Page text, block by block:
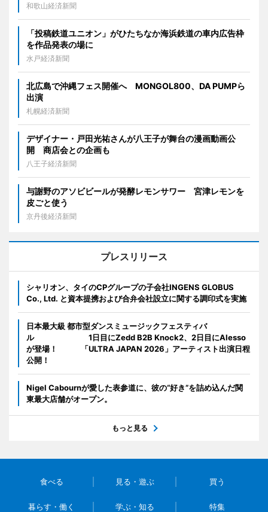
和歌山経済新聞
「投稿鉄道ユニオン」がひたちなか海浜鉄道の車内広告枠
を作品発表の場に
水戸経済新聞
北広島で沖縄フェス開催へ MONGOL800、DA PUMPら
出演
札幌経済新聞
デザイナー・戸田光祐さんが八王子が舞台の漫画動画公
開 商店会との企画も
八王子経済新聞
与謝野のアソビビールが発酵レモンサワー 宮津レモンを
皮ごと使う
京丹後経済新聞
プレスリリース
シャリオン、タイのCPグループの子会社INGENS GLOBUS
Co., Ltd. と資本提携および合弁会社設立に関する調印式を実施
日本最大級 都市型ダンスミュージックフェスティバ
ル 1日目にZedd B2B Knock2、2日目にAlesso
が登場！ 「ULTRA JAPAN 2026」アーティスト出演日程
公開！
Nigel Cabournが愛した表参道に、彼の“好き”を詰め込んだ関
東最大店舗がオープン。
もっと見る
食べる 見る・遊ぶ 買う
暮らす・働く 学ぶ・知る 特集